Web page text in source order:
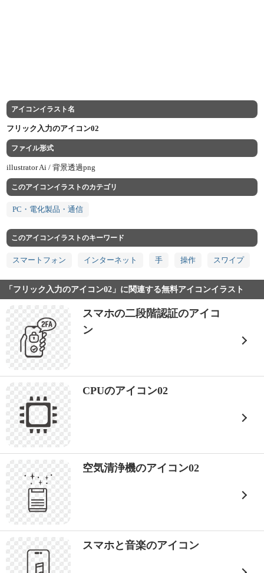
アイコンイラスト名
フリック入力のアイコン02
ファイル形式
illustrator Ai /背景透過png
このアイコンイラストのカテゴリ
PC・電化製品・通信
このアイコンイラストのキーワード
スマートフォン インターネット 手 操作 スワイプ
「フリック入力のアイコン02」に関連する無料アイコンイラスト
スマホの二段階認証のアイコ
ン
CPUのアイコン02
空気清浄機のアイコン02
スマホと音楽のアイコン